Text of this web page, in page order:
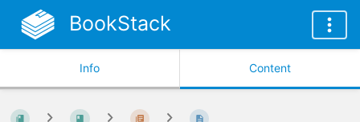
BookStack
Info Content